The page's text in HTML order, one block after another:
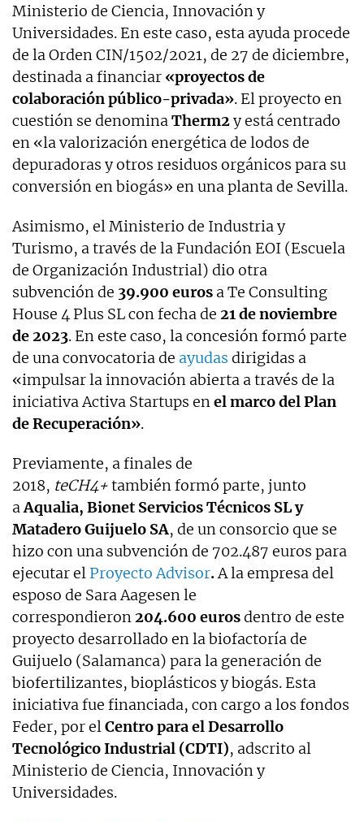
Ministerio de Ciencia, Innovación y
Universidades. En este caso, esta ayuda procede
de la Orden CIN/1502/2021, de 27 de diciembre,
destinada a financiar «proyectos de
colaboración público-privada». El proyecto en
cuestión se denominaTherm2y está centrado
en «la valorización energética de lodos de
depuradoras y otros residuos orgánicos para su
conversión en biogás» en una planta de Sevilla.
Asimismo, el Ministerio de Industria y
Turismo, a través de la Fundación EOI (Escuela
de Organización Industrial) dio otra
subvención de 39.900 euros a Te Consulting
House 4 Plus SL con fecha de 21 de noviembre
de 2023. En este caso, la concesión formó parte
de una convocatoria de ayudas dirigidas a
«impulsar la innovación abierta a través de la
iniciativa Activa Startups enel marco del Plan
de Recuperación».
Previamente, a finales de
2018, teCH4+también formó parte, junto
aAqualia, Bionet Servicios Técnicos SL y
Matadero Guijuelo SA, de un consorcio que se
hizo con una subvención de 702.487 euros para
ejecutar el Proyecto Advisor.A la empresa del
esposo de Sara Aagesen le
correspondieron204.600 eurosdentro de este
proyecto desarrollado en la biofactoría de
Guijuelo (Salamanca) para la generación de
biofertilizantes, bioplásticos y biogás. Esta
iniciativa fue financiada, con cargo a los fondos
Feder, por elCentro para el Desarrollo
Tecnológico Industrial (CDTI), adscrito al
Ministerio de Ciencia, Innovación y
Universidades.